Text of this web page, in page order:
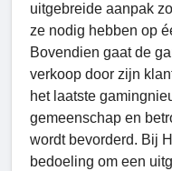
uitgebreide aanpak
ze nodig hebben op
Bovendien gaat de
verkoop door zijn
het laatste
gemeenschap en
wordt bevorderd. Bij
bedoeling om een